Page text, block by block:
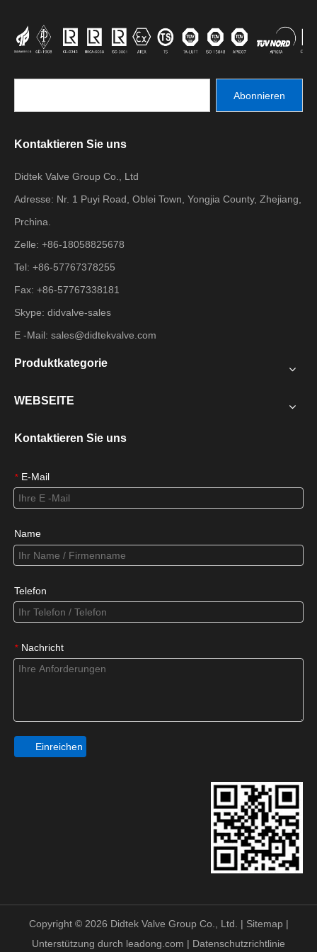
Abonnieren
Kontaktieren Sie uns
Didtek Valve Group Co., Ltd
Adresse: Nr. 1 Puyi Road, Oblei Town, Yongjia County, Zhejiang,
Prchina.
Zelle: +86-18058825678
Tel: +86-57767378255
Fax: +86-57767338181
Skype: didvalve-sales
E -Mail: sales@didtekvalve.com
Produktkategorie
WEBSEITE
Kontaktieren Sie uns
* E-Mail
Name
Telefon
* Nachricht
Einreichen
Copyright © 2026 Didtek Valve Group Co., Ltd. | Sitemap |
Unterstützung durch leadong.com | Datenschutzrichtlinie